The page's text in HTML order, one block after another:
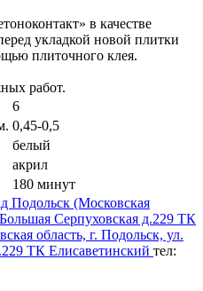
в качестве
укладкой новой плитки
плиточного клея.
работ.
6
0,45-0,5
белый
акрил
180 минут
Подольск (Московская
Серпуховская д.229 ТК
область, г. Подольск, ул.
ТК Елисаветинский тел: